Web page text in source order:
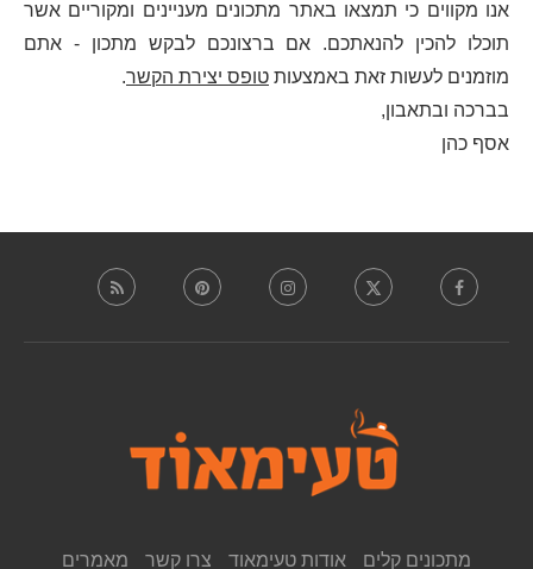
אנו מקווים כי תמצאו באתר מתכונים מעניינים ומקוריים אשר
תוכלו להכין להנאתכם. אם ברצונכם לבקש מתכון - אתם
מוזמנים לעשות זאת באמצעות טופס יצירת הקשר.
בברכה ובתאבון,
אסף כהן
מתכונים קלים אודות טעימאוד צרו קשר מאמרים